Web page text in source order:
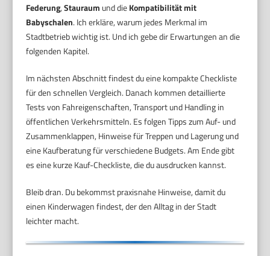
Federung,Stauraum und dieKompatibilität mit
Babyschalen. Ich erkläre, warum jedes Merkmal im
Stadtbetrieb wichtig ist. Und ich gebe dir Erwartungen an die
folgenden Kapitel.
Im nächsten Abschnitt findest du eine kompakte Checkliste
für den schnellen Vergleich. Danach kommen detaillierte
Tests von Fahreigenschaften, Transport und Handling in
öffentlichen Verkehrsmitteln. Es folgen Tipps zum Auf- und
Zusammenklappen, Hinweise für Treppen und Lagerung und
eine Kaufberatung für verschiedene Budgets. Am Ende gibt
es eine kurze Kauf-Checkliste, die du ausdrucken kannst.
Bleib dran. Du bekommst praxisnahe Hinweise, damit du
einen Kinderwagen findest, der den Alltag in der Stadt
leichter macht.